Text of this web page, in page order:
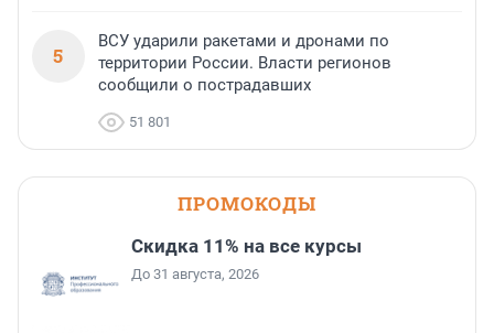
5
ВСУ ударили ракетами и дронами по
территории России. Власти регионов
сообщили о пострадавших
51 801
ПРОМОКОДЫ
Скидка 11% на все курсы
До 31 августа, 2026